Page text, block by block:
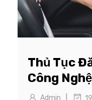
Thủ Tục
Công Nghệ
Admin